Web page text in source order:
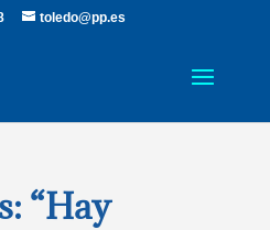
toledo@pp.es
“Hay